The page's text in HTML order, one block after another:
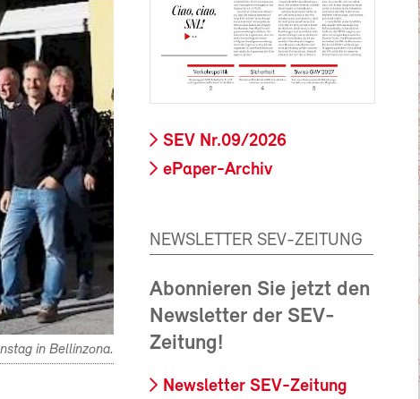
in Bellinzona.
SEV Nr.09/2026
ePaper-Archiv
NEWSLETTER SEV-ZEITUNG
Abonnieren Sie jetzt den
Newsletter der SEV-
Zeitung!
Newsletter SEV-Zeitung